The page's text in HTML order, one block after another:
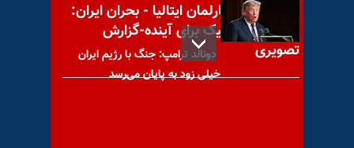
دونالد ترامپ: جنگ با رژیم ایران
خیلی زود به پایان می‌رسد
کنفرانس در پارلمان ایتالیا - بحران ایران:
راه‌حل دموکراتیک برای آینده-گزارش
تصویری